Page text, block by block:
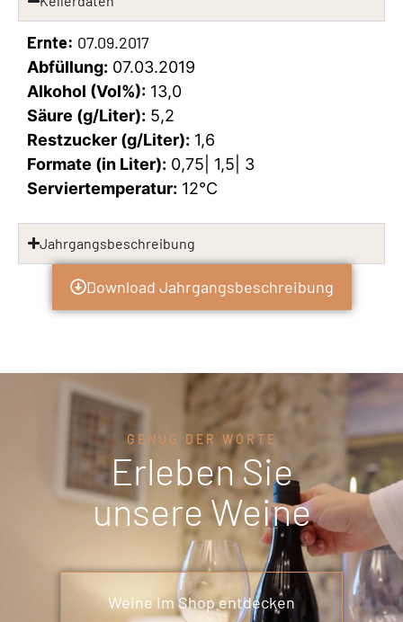
Ernte: 07.09.2017
Abfüllung: 07.03.2019
Alkohol (Vol%): 13,0
Säure (g/Liter): 5,2
Restzucker (g/Liter): 1,6
Formate (in Liter): 0,75| 1,5| 3
Serviertemperatur: 12°C
Jahrgangsbeschreibung
Download Jahrgangsbeschreibung
GENUG DER WORTE
Erleben Sie
unsere Weine
Weine im Shop entdecken